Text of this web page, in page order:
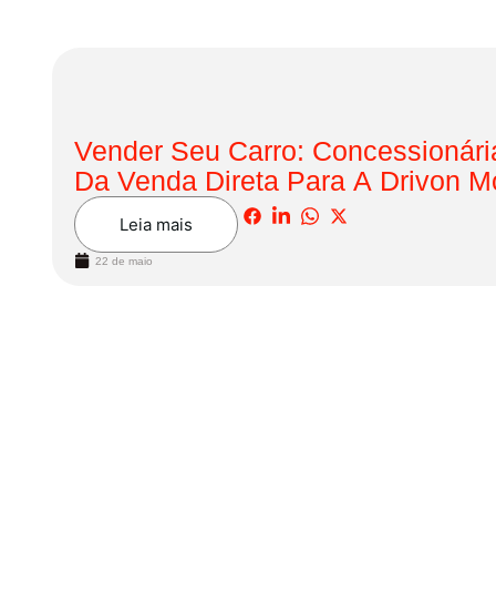
Vender Seu Carro:
Da Venda Direta Para A Drivon
Leia mais
22 de maio